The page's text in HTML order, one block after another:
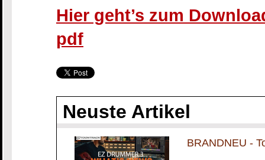
Hier geht’s zum
pdf
Neuste Artikel
BRANDNEU -